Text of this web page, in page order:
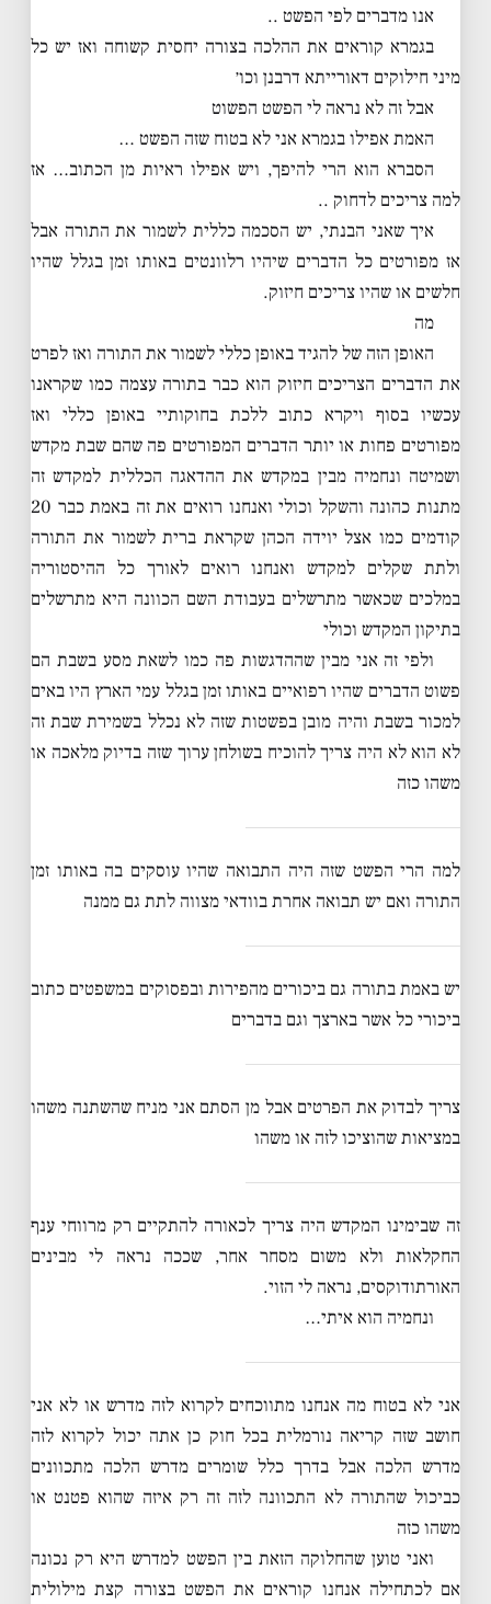
אנו מדברים לפי הפשט ..
בגמרא קוראים את ההלכה בצורה יחסית קשוחה ואז יש כל
מיני חילוקים דאורייתא דרבנן וכו׳
אבל זה לא נראה לי הפשט הפשוט
האמת אפילו בגמרא אני לא בטוח שזה הפשט …
הסברא הוא הרי להיפך, ויש אפילו ראיות מן הכתוב… אז
למה צריכים לדחוק ..
איך שאני הבנתי, יש הסכמה כללית לשמור את התורה אבל
אז מפורטים כל הדברים שיהיו רלוונטים באותו זמן בגלל שהיו
חלשים או שהיו צריכים חיזוק.
מה
האופן הזה של להגיד באופן כללי לשמור את התורה ואז לפרט
את הדברים הצריכים חיזוק הוא כבר בתורה עצמה כמו שקראנו
עכשיו בסוף ויקרא כתוב ללכת בחוקותיי באופן כללי ואז
מפורטים פחות או יותר הדברים המפורטים פה שהם שבת מקדש
ושמיטה ונחמיה מבין במקדש את ההדאגה הכללית למקדש זה
מתנות כהונה והשקל וכולי ואנחנו רואים את זה באמת כבר 20
קודמים כמו אצל יוידה הכהן שקראת ברית לשמור את התורה
ולתת שקלים למקדש ואנחנו רואים לאורך כל ההיסטוריה
במלכים שכאשר מתרשלים בעבודת השם הכוונה היא מתרשלים
בתיקון המקדש וכולי
ולפי זה אני מבין שההדגשות פה כמו לשאת מסע בשבת הם
פשוט הדברים שהיו רפואיים באותו זמן בגלל עמי הארץ היו באים
למכור בשבת והיה מובן בפשטות שזה לא נכלל בשמירת שבת זה
לא הוא לא היה צריך להוכיח בשולחן ערוך שזה בדיוק מלאכה או
משהו כזה
למה הרי הפשט שזה היה התבואה שהיו עוסקים בה באותו זמן
התורה ואם יש תבואה אחרת בוודאי מצווה לתת גם ממנה
יש באמת בתורה גם ביכורים מהפירות ובפסוקים במשפטים כתוב
ביכורי כל אשר בארצך וגם בדברים
צריך לבדוק את הפרטים אבל מן הסתם אני מניח שהשתנה משהו
במציאות שהוציכו לזה או משהו
זה שבימינו המקדש היה צריך לכאורה להתקיים רק מרווחי ענף
החקלאות ולא משום מסחר אחר, שככה נראה לי מבינים
האורתודוקסים, נראה לי הזוי.
ונחמיה הוא איתי…
אני לא בטוח מה אנחנו מתווכחים לקרוא לזה מדרש או לא אני
חושב שזה קריאה נורמלית בכל חוק כן אתה יכול לקרוא לזה
מדרש הלכה אבל בדרך כלל שומרים מדרש הלכה מתכוונים
כביכול שהתורה לא התכוונה לזה זה רק איזה שהוא פטנט או
משהו כזה
ואני טוען שהחלוקה הזאת בין הפשט למדרש היא רק נכונה
אם לכתחילה אנחנו קוראים את הפשט בצורה קצת מילולית